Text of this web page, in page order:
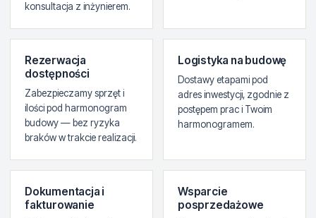
konsultacja z inżynierem.
Rezerwacja
dostępności
Zabezpieczamy sprzęt i
ilości pod harmonogram
budowy — bez ryzyka
braków w trakcie realizacji.
Logistyka na budowę
Dostawy etapami pod
adres inwestycji, zgodnie z
postępem prac i Twoim
harmonogramem.
Dokumentacja i
fakturowanie
Wsparcie
posprzedażowe